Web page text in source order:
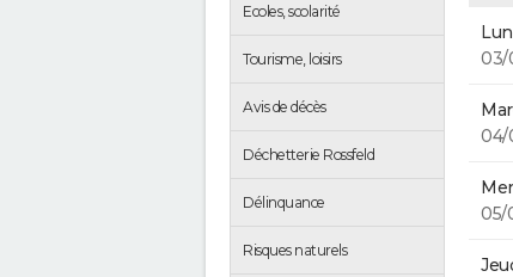
Ecoles, scolarité
Tourisme, loisirs
Avis de décès
Déchetterie Rossfeld
Délinquance
Risques naturels
03/
04/
05/